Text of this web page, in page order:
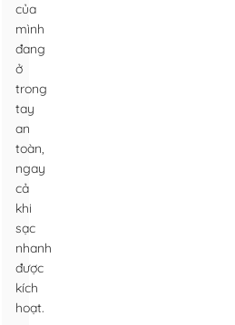
của
mình
đang
ở
trong
tay
an
toàn,
ngay
cả
khi
sạc
nhanh
được
kích
hoạt.